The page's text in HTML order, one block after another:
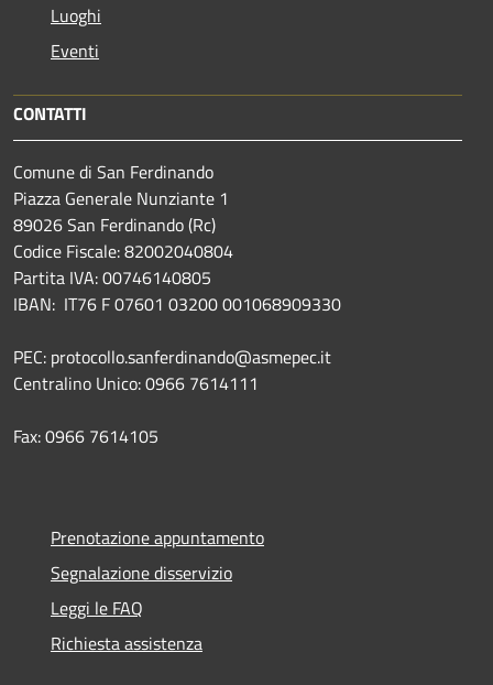
Luoghi
Eventi
CONTATTI
Comune di San Ferdinando
Piazza Generale Nunziante 1
89026 San Ferdinando (Rc)
Codice Fiscale: 82002040804
Partita IVA: 00746140805
IBAN: IT76 F 07601 03200 001068909330
PEC: protocollo.sanferdinando@asmepec.it
Centralino Unico: 0966 7614111
Fax: 0966 7614105
Prenotazione appuntamento
Segnalazione disservizio
Leggi le FAQ
Richiesta assistenza